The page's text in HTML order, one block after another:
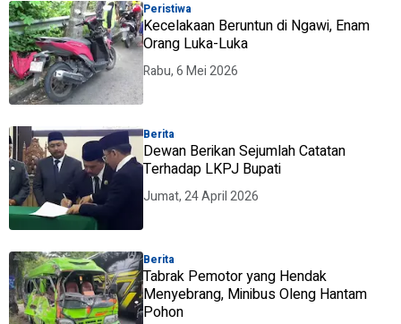
Peristiwa
Kecelakaan Beruntun di Ngawi, Enam
Orang Luka-Luka
Rabu, 6 Mei 2026
Berita
Dewan Berikan Sejumlah Catatan
Terhadap LKPJ Bupati
Jumat, 24 April 2026
Berita
Tabrak Pemotor yang Hendak
Menyebrang, Minibus Oleng Hantam
Pohon